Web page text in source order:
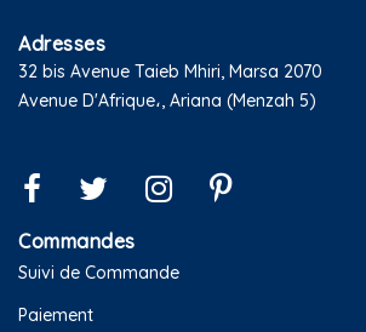
Adresses
32 bis Avenue Taieb Mhiri, Marsa 2070
Avenue D'Afrique،, Ariana (Menzah 5)
Commandes
Suivi de Commande
Paiement